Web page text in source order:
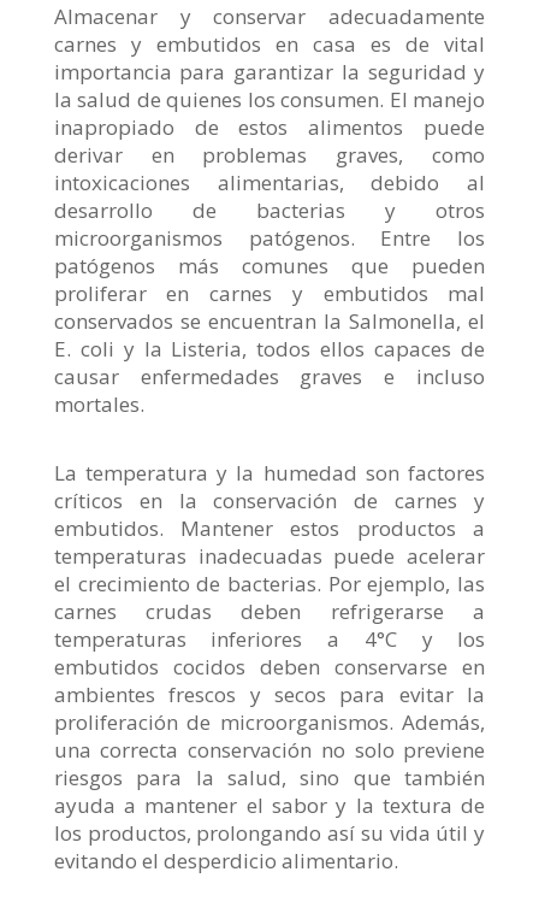
Almacenar y conservar adecuadamente
carnes y embutidos en casa es de vital
importancia para garantizar la seguridad y
la salud de quienes los consumen. El manejo
inapropiado de estos alimentos puede
derivar en problemas graves, como
intoxicaciones alimentarias, debido al
desarrollo de bacterias y otros
microorganismos patógenos. Entre los
patógenos más comunes que pueden
proliferar en carnes y embutidos mal
conservados se encuentran la Salmonella, el
E. coli y la Listeria, todos ellos capaces de
causar enfermedades graves e incluso
mortales.
La temperatura y la humedad son factores
críticos en la conservación de carnes y
embutidos. Mantener estos productos a
temperaturas inadecuadas puede acelerar
el crecimiento de bacterias. Por ejemplo, las
carnes crudas deben refrigerarse a
temperaturas inferiores a 4°C y los
embutidos cocidos deben conservarse en
ambientes frescos y secos para evitar la
proliferación de microorganismos. Además,
una correcta conservación no solo previene
riesgos para la salud, sino que también
ayuda a mantener el sabor y la textura de
los productos, prolongando así su vida útil y
evitando el desperdicio alimentario.